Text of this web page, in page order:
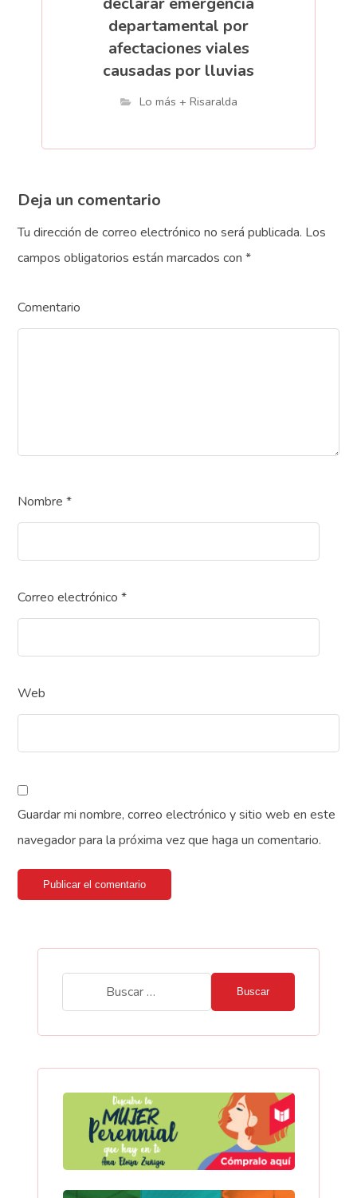
departamental por
afectaciones viales
causadas por lluvias
Lo más + Risaralda
Deja un comentario
Tu dirección de correo electrónico no será publicada. Los
campos obligatorios están marcados con*
Comentario
Nombre*
Correo electrónico*
Web
Guardar mi nombre, correo electrónico y sitio web en este
navegador para la próxima vez que haga un comentario.
Publicar el comentario
Buscar